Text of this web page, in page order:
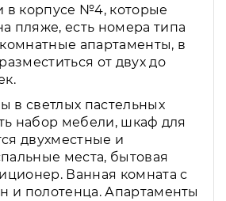
в корпусе №4, которые
пляже, есть номера типа
апартаменты, в
от двух до
в светлых пастельных
набор мебели, шкаф для
двухместные и
места, бытовая
Ванная комната с
и полотенца. Апартаменты